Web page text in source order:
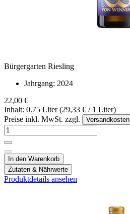
Bürgergarten Riesling
Jahrgang: 2024
22,00 €
Inhalt: 0.75 Liter (29,33 € / 1 Liter)
Preise inkl. MwSt. zzgl.
Versandkosten
In den Warenkorb
Zutaten & Nährwerte
Produktdetails ansehen